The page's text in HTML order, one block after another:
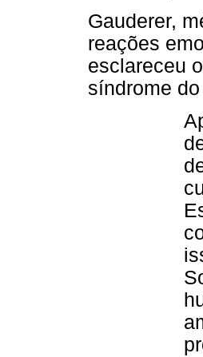
Gauderer,
reações
esclareceu
síndrome